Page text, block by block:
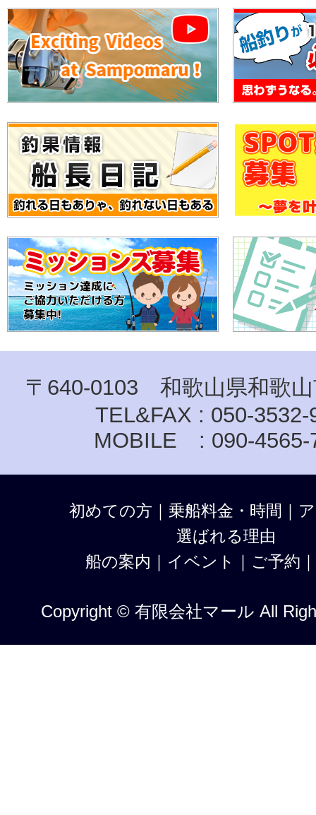
〒640-0103 和歌山県和歌山
TEL&FAX : 050-3532-
MOBILE : 090-4565-
初めての方 ｜ 乗船料金・時間 ｜
選ばれる理由
船の案内 ｜ イベント ｜ ご予約 ｜
Copyright © 有限会社マール All